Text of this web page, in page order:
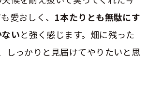
愛おしく、 1本たりとも無駄にす
いと強く感じます。畑に残った
しっかりと見届けてやりたいと思